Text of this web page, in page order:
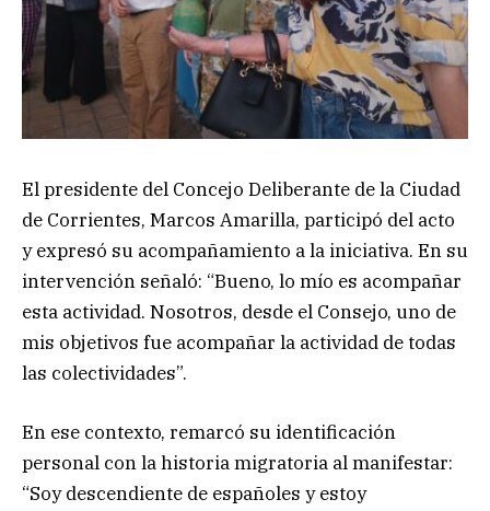
El presidente del Concejo Deliberante de la Ciudad
de Corrientes, Marcos Amarilla, participó del acto
y expresó su acompañamiento a la iniciativa. En su
intervención señaló: “Bueno, lo mío es acompañar
esta actividad. Nosotros, desde el Consejo, uno de
mis objetivos fue acompañar la actividad de todas
las colectividades”.
En ese contexto, remarcó su identificación
personal con la historia migratoria al manifestar:
“Soy descendiente de españoles y estoy